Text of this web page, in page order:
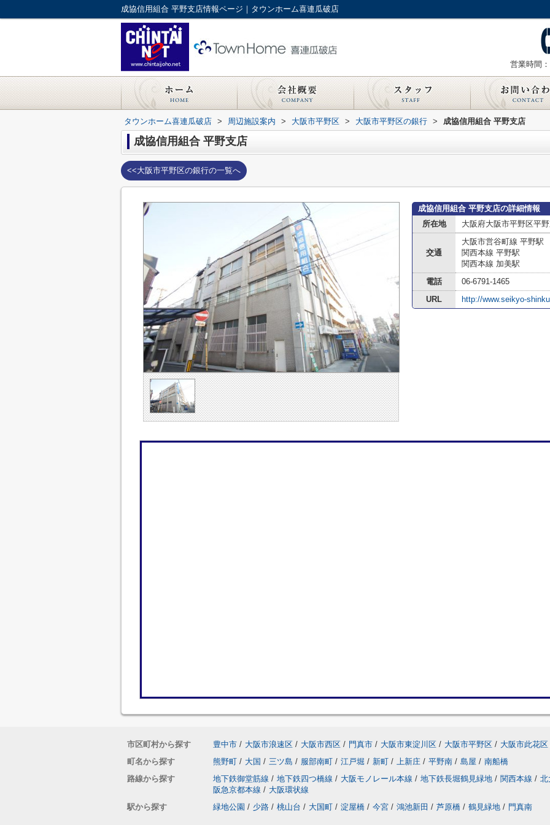
成協信用組合 平野支店情報ページ｜タウンホーム喜連瓜破店
営業時間
タウンホーム喜連瓜破店 > 周辺施設案内 > 大阪市平野区 > 大阪市平野区の銀行 > 成協信用組合 平野支店
成協信用組合 平野支店
<<大阪市平野区の銀行の一覧へ
成協信用組合 平野支店の詳細情報
所在地
大阪府大阪市平野区平
交通
大阪市営谷町線 平野駅
関西本線 平野駅
関西本線 加美駅
電話
06-6791-1465
URL
http://www.seikyo-
市区町村から探す 豊中市 / 大阪市浪速区 / 大阪市西区 / 門真市 / 大阪市東淀川区 / 大阪市平野区 / 大阪市此花区
町名から探す
熊野町 / 大国 / 三ツ島 / 服部南町 / 江戸堀 / 新町 / 上新庄 / 平野南 / 島屋 / 南船橋
路線から探す
地下鉄御堂筋線 / 地下鉄四つ橋線 / 大阪モノレール本線 / 地下鉄長堀鶴見緑地 / 関西本線 / 北
阪急京都本線 / 大阪環状線
駅から探す
緑地公園 / 少路 / 桃山台 / 大国町 / 淀屋橋 / 今宮 / 鴻池新田 / 芦原橋 / 鶴見緑地 / 門真南